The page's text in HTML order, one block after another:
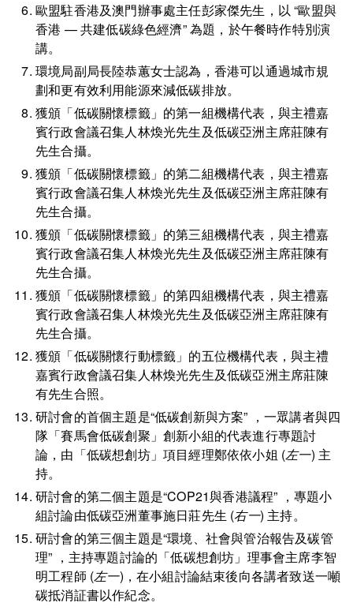
歐盟駐香港及澳門辦事處主任彭家傑先生，以 “歐盟與
香港 — 共建低碳綠色經濟” 為題，於午餐時作特別演
講。
環境局副局長陸恭蕙女士認為，香港可以通過城市規
劃和更有效利用能源來減低碳排放。
獲頒「低碳關懷標籤」的第一組機構代表，與主禮嘉
賓行政會議召集人林煥光先生及低碳亞洲主席莊陳有
先生合攝。
獲頒「低碳關懷標籤」的第二組機構代表，與主禮嘉
賓行政會議召集人林煥光先生及低碳亞洲主席莊陳有
先生合攝。
獲頒「低碳關懷標籤」的第三組機構代表，與主禮嘉
賓行政會議召集人林煥光先生及低碳亞洲主席莊陳有
先生合攝。
獲頒「低碳關懷標籤」的第四組機構代表，與主禮嘉
賓行政會議召集人林煥光先生及低碳亞洲主席莊陳有
先生合攝。
獲頒「低碳關懷行動標籤」的五位機構代表，與主禮
嘉賓行政會議召集人林煥光先生及低碳亞洲主席莊陳
有先生合照。
研討會的首個主題是“低碳創新與方案” ，一眾講者與四
隊「賽馬會低碳創聚」創新小組的代表進行專題討
論，由「低碳想創坊」項目經理鄭依依小姐 (左一) 主
持。
研討會的第二個主題是“COP21與香港議程” ，專題小
組討論由低碳亞洲董事施日莊先生 (右一) 主持。
研討會的第三個主題是“環境、社會與管治報告及碳管
理” ，主持專題討論的「低碳想創坊」理事會主席李智
明工程師 (左一)，在小組討論結束後向各講者致送一噸
碳抵消証書以作紀念。